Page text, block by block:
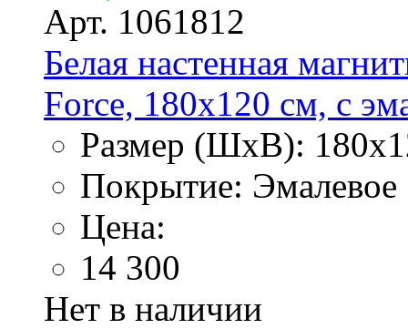
Арт. 1061812
Белая настенная
Force, 180х120 см, с
Размер (ШхВ):
Покрытие: Эмалевое
Цена:
14 300
Нет в наличии